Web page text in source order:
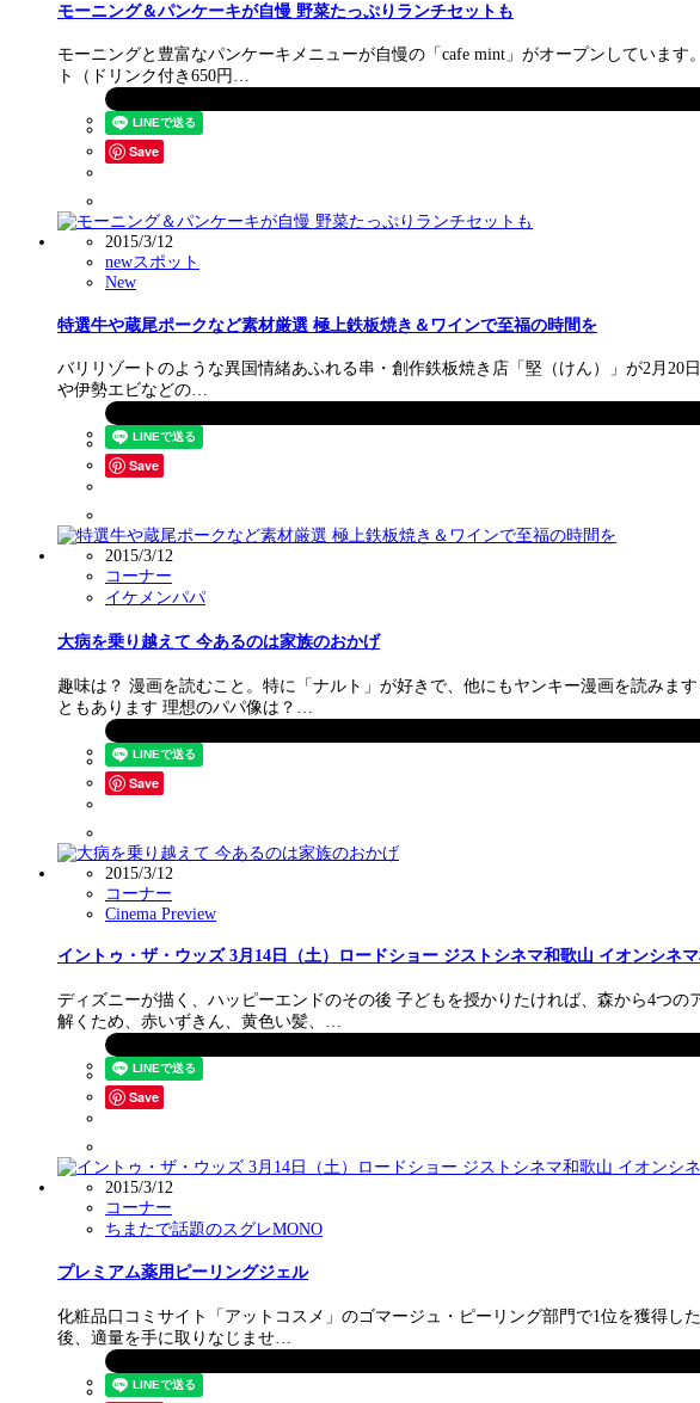
モーニング＆パンケーキが自慢 野菜たっぷりランチセットも
モーニングと豊富なパンケーキメニューが自慢の「cafe mint」がオープンしていま
ト（ドリンク付き650円…
Save
2015/3/12
newスポット
New
特選牛や蔵尾ポークなど素材厳選 極上鉄板焼き＆ワインで至福の時間を
バリリゾートのような異国情緒あふれる串・創作鉄板焼き店「堅（けん）」が2月20
や伊勢エビなどの…
Save
2015/3/12
コーナー
イケメンパパ
大病を乗り越えて 今あるのは家族のおかげ
趣味は？ 漫画を読むこと。特に「ナルト」が好きで、他にもヤンキー漫画を読みま
ともあります 理想のパパ像は？…
Save
2015/3/12
コーナー
Cinema Preview
イントゥ・ザ・ウッズ 3月14日（土）ロードショー ジストシネマ和歌山 イオンシネ
ディズニーが描く、ハッピーエンドのその後 子どもを授かりたければ、森から4つ
解くため、赤いずきん、黄色い髪、…
Save
2015/3/12
コーナー
ちまたで話題のスグレMONO
プレミアム薬用ピーリングジェル
化粧品口コミサイト「アットコスメ」のゴマージュ・ピーリング部門で1位を獲得
後、適量を手に取りなじませ…